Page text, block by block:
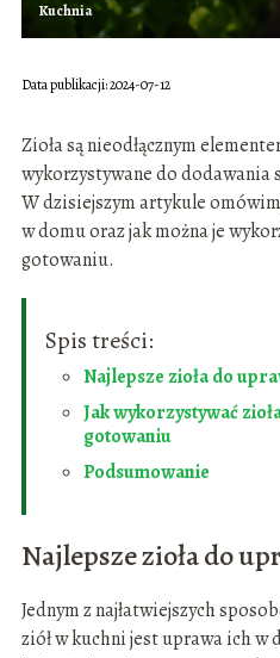
Kuchnia
Data publikacji: 2024-07-12
Zioła są nieodłącznym
wykorzystywane do
W dzisiejszym artykule
w domu oraz jak można je
gotowaniu.
Spis treści:
Najlepsze zioła do
Jak wykorzystywać
gotowaniu
Podsumowanie
Najlepsze zioła do
Jednym z najłatwiejszych
ziół w kuchni jest uprawa ich w